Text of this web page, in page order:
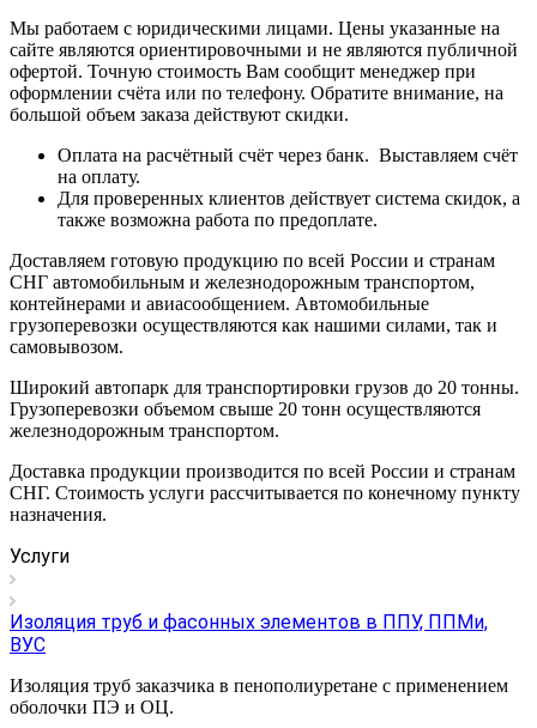
Мы работаем с юридическими лицами. Цены указанные на
сайте являются ориентировочными и не являются публичной
офертой. Точную стоимость Вам сообщит менеджер при
оформлении счёта или по телефону. Обратите внимание, на
большой объем заказа действуют скидки.
Оплата на расчётный счёт через банк. Выставляем счёт
на оплату.
Для проверенных клиентов действует система скидок, а
также возможна работа по предоплате.
Доставляем готовую продукцию по всей России и странам
СНГ автомобильным и железнодорожным транспортом,
контейнерами и авиасообщением. Автомобильные
грузоперевозки осуществляются как нашими силами, так и
самовывозом.
Широкий автопарк для транспортировки грузов до 20 тонны.
Грузоперевозки объемом свыше 20 тонн осуществляются
железнодорожным транспортом.
Доставка продукции производится по всей России и странам
СНГ. Стоимость услуги рассчитывается по конечному пункту
назначения.
Услуги
Изоляция труб и фасонных элементов в ППУ, ППМи,
ВУС
Изоляция труб заказчика в пенополиуретане с применением
оболочки ПЭ и ОЦ.